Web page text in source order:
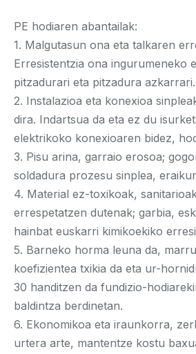
PE hodiaren abantailak:
1. Malgutasun ona eta talkaren
Erresistentzia ona ingurumeneko
pitzadurari eta pitzadura azkarrari.
2. Instalazioa eta konexioa
dira. Indartsua da eta ez du
elektrikoko konexioaren bidez,
3. Pisu arina, garraio erosoa;
soldadura prozesu sinplea,
4. Material ez-toxikoak,
errespetatzen dutenak; garbia,
hainbat euskarri kimikoekiko
5. Barneko horma leuna da,
koefizientea txikia da eta ur-
30 handitzen da fundizio-
baldintza berdinetan.
6. Ekonomikoa eta iraunkorra,
urtera arte, mantentze kostu